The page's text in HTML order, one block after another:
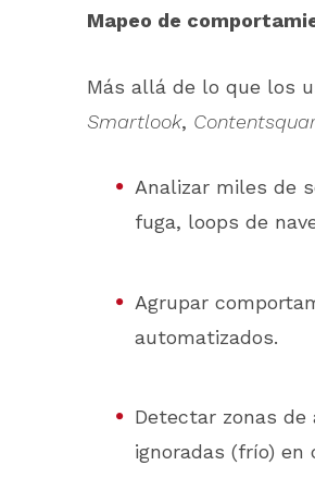
Mapeo de
Más allá de lo que los
Smartlook,
Analizar miles de
fuga, loops de
Agrupar
automatizados.
Detectar zonas de
ignoradas (frío) en